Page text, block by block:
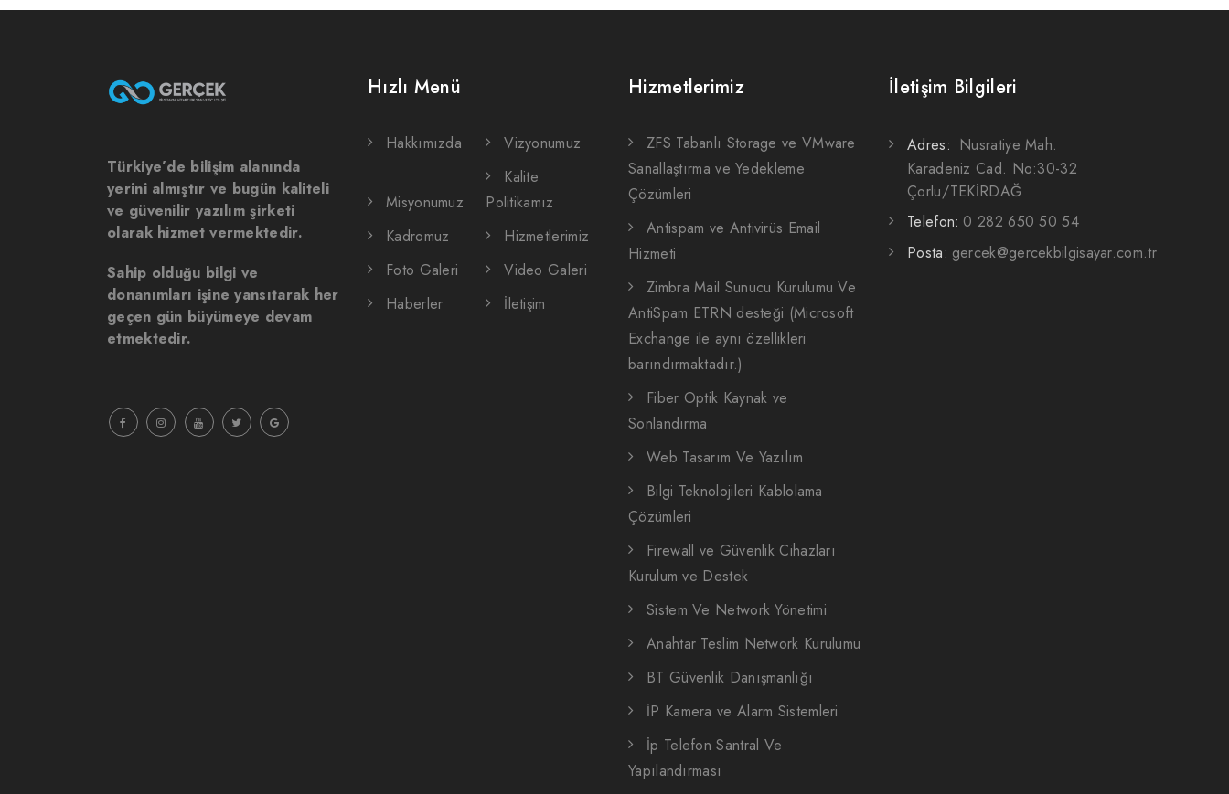
Türkiye’de bilişim alanında
yerini almıştır ve bugün kaliteli
ve güvenilir yazılım şirketi
olarak hizmet vermektedir.
Sahip olduğu bilgi ve
donanımları işine yansıtarak her
geçen gün büyümeye devam
etmektedir.
Hızlı Menü
Hakkımızda Vizyonumuz
Misyonumuz
Kalite
Politikamız
Kadromuz
Hizmetlerimiz
Foto Galeri
Video Galeri
Haberler
İletişim
Hizmetlerimiz
ZFS Tabanlı Storage ve VMware
Sanallaştırma ve Yedekleme
Çözümleri
Antispam ve Antivirüs Email
Hizmeti
Zimbra Mail Sunucu Kurulumu Ve
AntiSpam ETRN desteği (Microsoft
Exchange ile aynı özellikleri
barındırmaktadır.)
Fiber Optik Kaynak ve
Sonlandırma
Web Tasarım Ve Yazılım
Bilgi Teknolojileri Kablolama
Çözümleri
Firewall ve Güvenlik Cihazları
Kurulum ve Destek
Sistem Ve Network Yönetimi
Anahtar Teslim Network Kurulumu
BT Güvenlik Danışmanlığı
İP Kamera ve Alarm Sistemleri
İp Telefon Santral Ve
Yapılandırması
İletişim Bilgileri
Adres: Nusratiye Mah.
Karadeniz Cad. No:30-32
Çorlu/TEKİRDAĞ
Telefon: 0 282 650 50 54
Posta: gercek@gercekbilgisayar.com.tr